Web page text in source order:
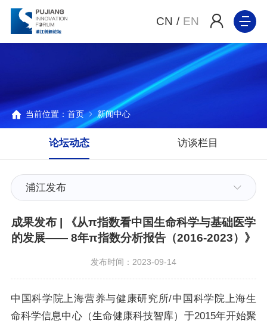
CN / EN
当前位置： 首页 新闻中心
论坛动态 访谈栏目
浦江发布
成果发布 | 《从π指数看中国生命科学与基础医学
的发展—— 8年π指数分析报告（2016-2023）》
发布时间：2023-09-14
中国科学院上海营养与健康研究所/中国科学院上海生
命科学信息中心（生命健康科技智库）于2015年开始聚